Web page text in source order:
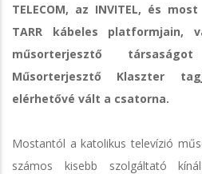
TELECOM, az INVITEL, és
TARR kábeles platformjain,
műsorterjesztő
Műsorterjesztő Klaszter
elérhetővé vált a csatorna.
Mostantól a katolikus televízió
számos kisebb szolgáltató